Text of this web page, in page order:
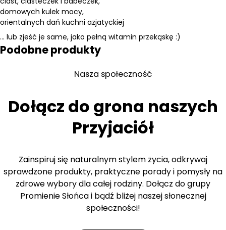
domowych kulek mocy,
orientalnych dań kuchni azjatyckiej
… lub zjeść je same, jako pełną witamin przekąskę :)
Podobne produkty
Nasza społeczność
Dołącz do grona naszych
Przyjaciół
Zainspiruj się naturalnym stylem życia, odkrywaj
sprawdzone produkty, praktyczne porady i pomysły na
zdrowe wybory dla całej rodziny. Dołącz do grupy
Promienie Słońca i bądź bliżej naszej słonecznej
społeczności!